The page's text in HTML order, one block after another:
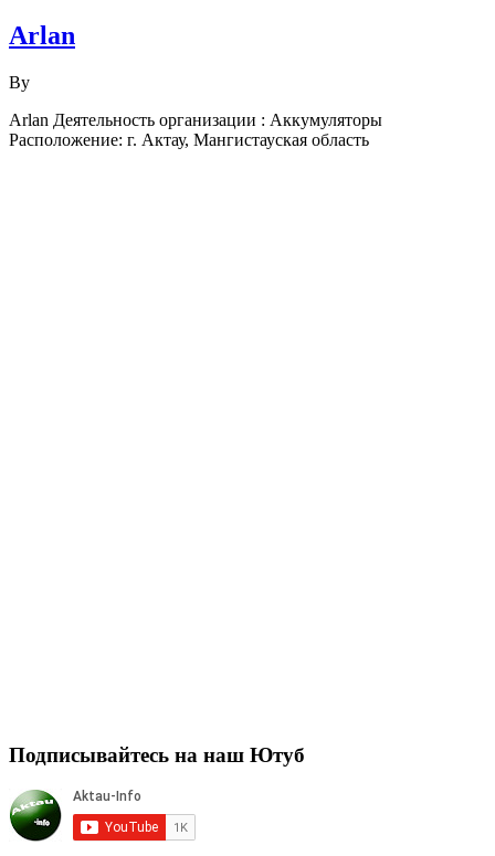
Arlan
By
Arlan Деятельность организации : Аккумуляторы
Расположение: г. Актау, Мангистауская область
Подписывайтесь на наш Ютуб